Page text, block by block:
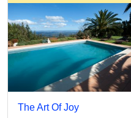
The Art Of Joy